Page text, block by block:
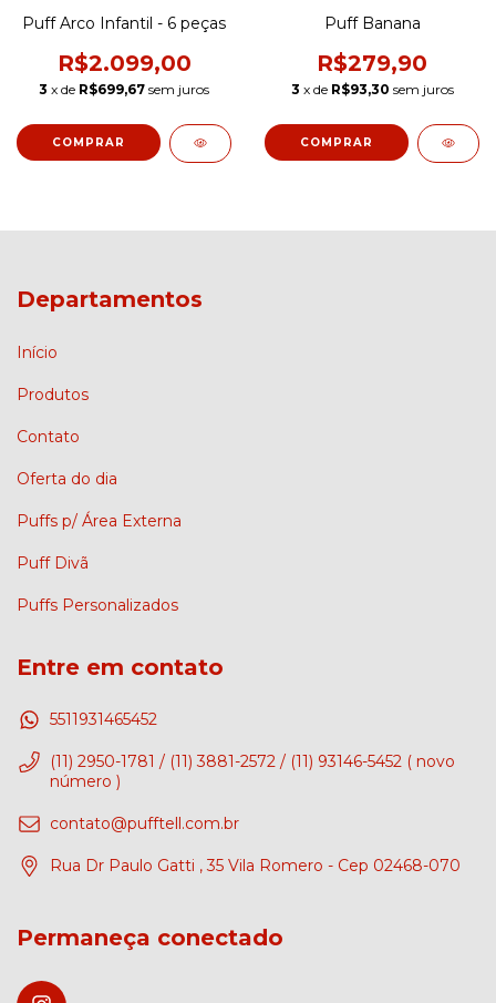
Puff Arco Infantil - 6 peças
R$2.099,00
3 x de R$699,67 sem juros
COMPRAR
Puff Banana
R$279,90
3 x de R$93,30 sem juros
Departamentos
Início
Produtos
Contato
Oferta do dia
Puffs p/ Área Externa
Puff Divã
Puffs Personalizados
Entre em contato
5511931465452
(11) 2950-1781 / (11) 3881-2572 / (11) 93146-5452 ( novo
número )
contato@pufftell.com.br
Rua Dr Paulo Gatti , 35 Vila Romero - Cep 02468-070
Permaneça conectado